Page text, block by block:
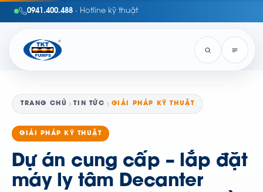
0941.400.488 · Hotline kỹ thuật
TRANG CHỦ TIN TỨC GIẢI PHÁP KỸ THUẬT
GIẢI PHÁP KỸ THUẬT
Dự án cung cấp – lắp đặt
máy ly tâm Decanter